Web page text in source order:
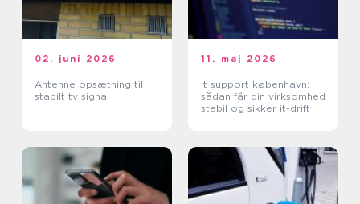
02. juni 2026
Antenne opsætning til
stabilt tv signal
11. maj 2026
It support københavn:
sådan får din virksomhed
stabil og sikker it-drift